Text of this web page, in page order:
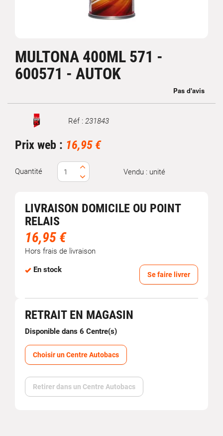
MULTONA 400ML 571 -
600571 - AUTOK
Marque Réf : 231843
Prix web : 16,95 €
Quantité Vendu : unité
LIVRAISON DOMICILE OU POINT
RELAIS
16,95 €
Hors frais de livraison
En stock
Se faire livrer
RETRAIT EN MAGASIN
Disponible dans 6 Centre(s)
Choisir un Centre Autobacs
Retirer dans un Centre Autobacs